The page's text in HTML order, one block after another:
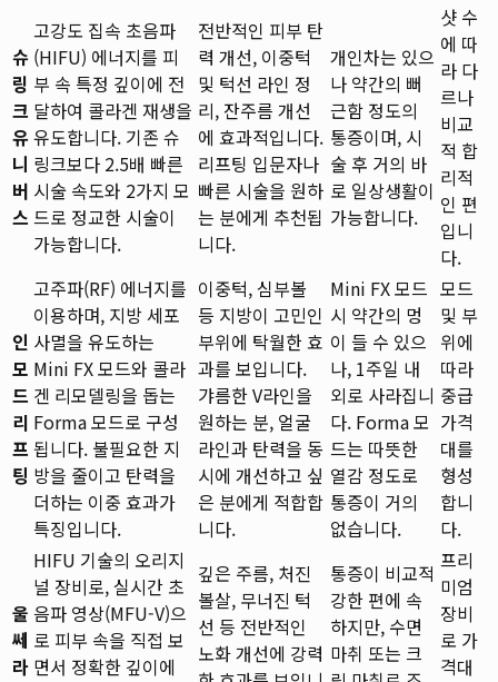
슈
링
크
유
니
버
스
고강도 집속 초음파
(HIFU) 에너지를 피
부 속 특정 깊이에 전
달하여 콜라겐 재생을
유도합니다. 기존 슈
링크보다 2.5배 빠른
시술 속도와 2가지 모
드로 정교한 시술이
가능합니다.
전반적인 피부 탄
력 개선, 이중턱
및 턱선 라인 정
리, 잔주름 개선
에 효과적입니다.
리프팅 입문자나
빠른 시술을 원하
는 분에게 추천됩
니다.
개인차는 있으
나 약간의 뻐
근함 정도의
통증이며, 시
술 후 거의 바
로 일상생활이
가능합니다.
샷 수
에 따
라 다
르나
비교
적 합
리적
인 편
입니
다.
인
모
드
리
프
팅
고주파(RF) 에너지를
이용하며, 지방 세포
사멸을 유도하는
Mini FX 모드와 콜라
겐 리모델링을 돕는
Forma 모드로 구성
됩니다. 불필요한 지
방을 줄이고 탄력을
더하는 이중 효과가
특징입니다.
이중턱, 심부볼
등 지방이 고민인
부위에 탁월한 효
과를 보입니다.
갸름한 V라인을
원하는 분, 얼굴
라인과 탄력을 동
시에 개선하고 싶
은 분에게 적합합
니다.
Mini FX 모드
시 약간의 멍
이 들 수 있으
나, 1주일 내
외로 사라집니
다. Forma 모
드는 따뜻한
열감 정도로
통증이 거의
없습니다.
모드
및 부
위에
따라
중급
가격
대를
형성
합니
다.
울
쎄
라
HIFU 기술의 오리지
널 장비로, 실시간 초
음파 영상(MFU-V)으
로 피부 속을 직접 보
면서 정확한 깊이에
깊은 주름, 처진
볼살, 무너진 턱
선 등 전반적인
노화 개선에 강력
통증이 비교적
강한 편에 속
하지만, 수면
마취 또는 크
프리
미엄
장비
로 가
격대